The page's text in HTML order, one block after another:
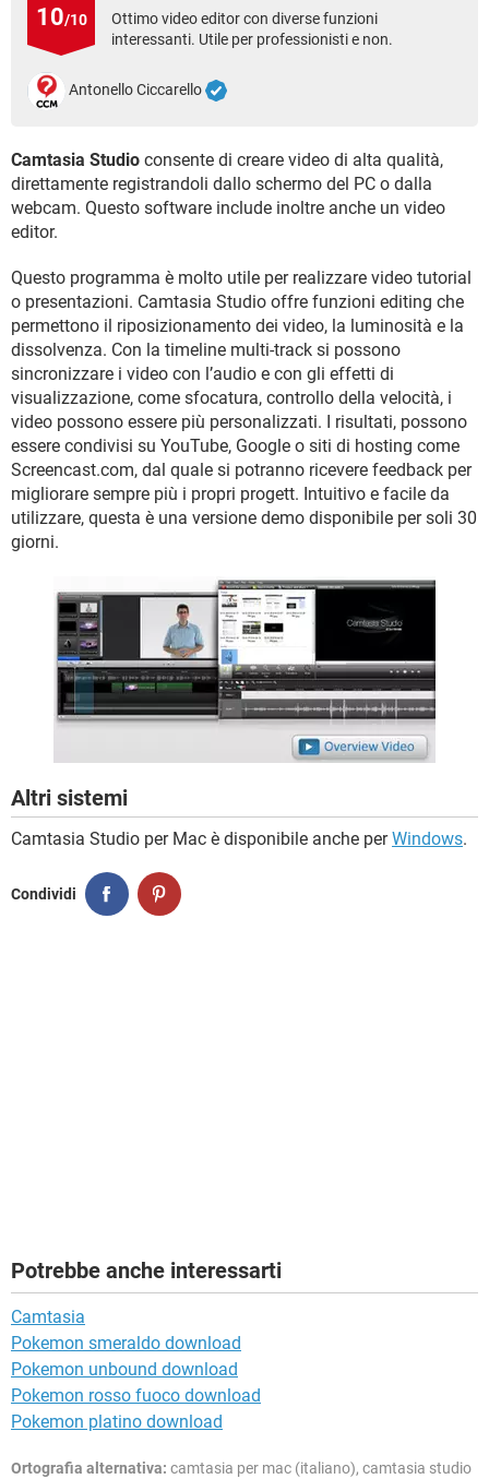
TIKTOK
HARDWARE
10/10
Ottimo video editor con diverse funzioni
interessanti. Utile per professionisti e non.
Antonello Ciccarello
Camtasia Studio consente di creare video di alta qualità,
direttamente registrandoli dallo schermo del PC o dalla
webcam. Questo software include inoltre anche un video
editor.
Questo programma è molto utile per realizzare video tutorial
o presentazioni. Camtasia Studio offre funzioni editing che
permettono il riposizionamento dei video, la luminosità e la
dissolvenza. Con la timeline multi-track si possono
sincronizzare i video con l’audio e con gli effetti di
visualizzazione, come sfocatura, controllo della velocità, i
video possono essere più personalizzati. I risultati, possono
essere condivisi su YouTube, Google o siti di hosting come
Screencast.com, dal quale si potranno ricevere feedback per
migliorare sempre più i propri progett. Intuitivo e facile da
utilizzare, questa è una versione demo disponibile per soli 30
giorni.
Altri sistemi
Camtasia Studio per Mac è disponibile anche perWindows.
Condividi
Potrebbe anche interessarti
Camtasia
Pokemon smeraldo download
Pokemon unbound download
Pokemon rosso fuoco download
Pokemon platino download
Ortografia alternativa: camtasia per mac (italiano), camtasia studio